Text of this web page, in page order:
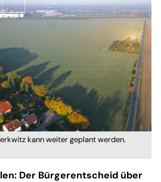
kann weiter geplant werden.
Der Bürgerentscheid über